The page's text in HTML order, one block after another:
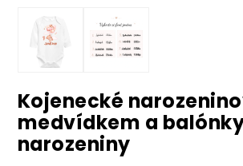
Kojenecké
medvídkem a
narozeniny